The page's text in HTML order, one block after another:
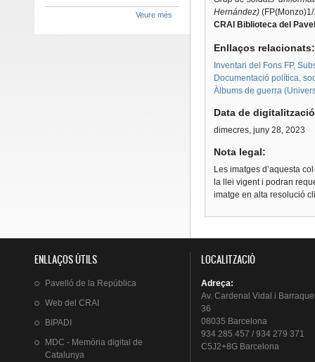
Hernández)(FP(Monzo)1/
CRAI Biblioteca del
Enllaços
Inventari del Fons FP,
Documentació política,
Àlbums de guerra
Data de
dimecres, juny 28, 2023
Nota legal:
Les imatges d’aquesta
la llei vigent i podran
imatge en alta resolució
Veure més
ENLLAÇOS ÚTILS
Pavelló de la República
Web del CRAI
BIPADI
MDC - Memòria digital de
Catalunya
LOCALITZACIÓ
Adreça:
Av. Cardenal Vidal i
36
08035 Barcelona
934 285 457 / 934 279 371
C5J2+8G Barcelona